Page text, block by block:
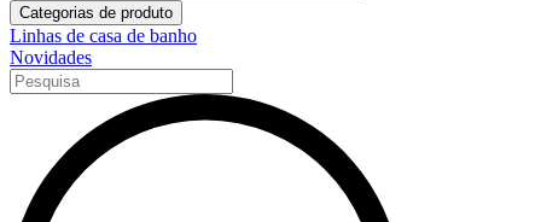
Categorias de produto
Linhas de casa de banho
Novidades